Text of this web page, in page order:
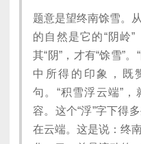
题意是望终南馀雪。
的自然是它的“阴岭”
其“阴”，才有“馀雪”
中所得的印象，既
句。“积雪浮云端”，
容。这个“浮”字下得
在云端。这是说：终